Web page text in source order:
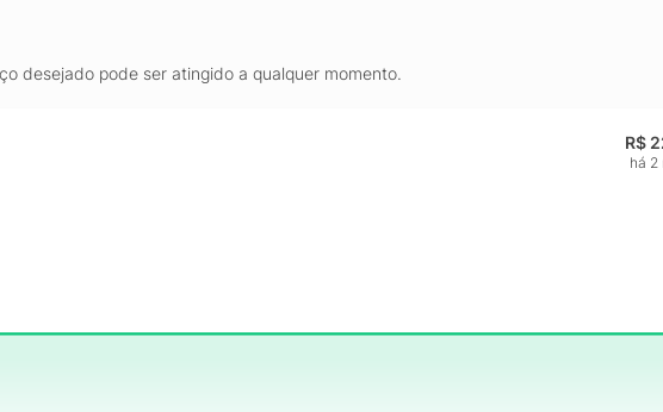
desejado pode ser atingido a qualquer momento.
R$
há 2